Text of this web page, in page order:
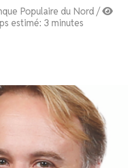
Populaire du Nord /
estimé: 3 minutes